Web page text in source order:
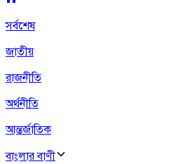
সর্বশেষ
জাতীয়
রাজনীতি
অর্থনীতি
আন্তর্জাতিক
বাংলার বাণী